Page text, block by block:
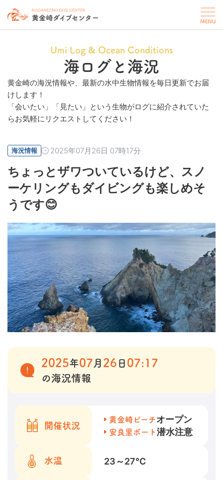
Umi Log & Ocean Conditions
海ログと海況
黄金崎の海況情報や、最新の水中生物情報を毎日更新でお届
けします！
「会いたい」「見たい」という生物がログに紹介されていた
らお気軽にリクエストしてください！
海況情報 2025年07月26日 07時17分
ちょっとザワついているけど、スノ
ーケリングもダイビングも楽しめそ
うです😊
2025年07 月 26 日 07:17
の海況情報
開催状況
黄金崎ビーチオープン
安良里ボート 潜水注意
水温 23～27℃